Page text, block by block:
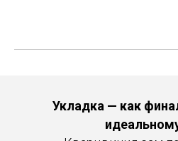
Укладка — как